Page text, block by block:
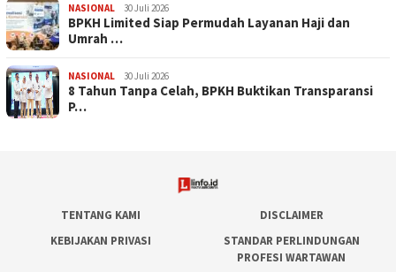
NASIONAL 30 Juli 2026
BPKH Limited Siap Permudah Layanan Haji dan
Umrah …
NASIONAL 30 Juli 2026
​8 Tahun Tanpa Celah, BPKH Buktikan Transparansi
P…
TENTANG KAMI
DISCLAIMER
KEBIJAKAN PRIVASI
STANDAR PERLINDUNGAN
PROFESI WARTAWAN